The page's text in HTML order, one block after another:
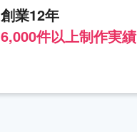
創業12年
6,000件以上制作実績